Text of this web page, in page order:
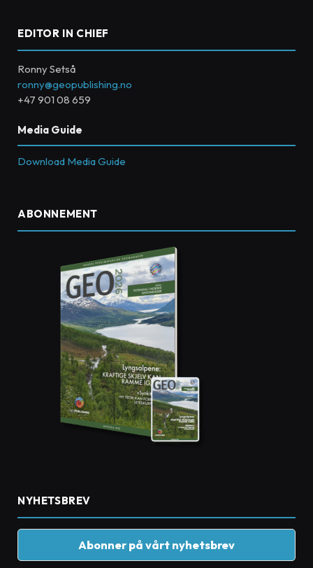
EDITOR IN CHIEF
Ronny Setså
ronny@geopublishing.no
+47 901 08 659
Media Guide
Download Media Guide
ABONNEMENT
NYHETSBREV
Abonner på vårt nyhetsbrev